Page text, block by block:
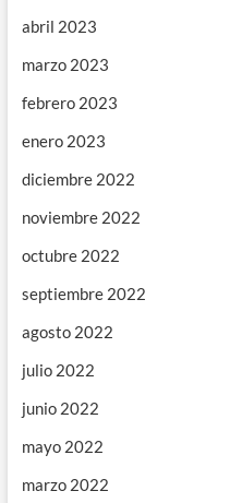
abril 2023
marzo 2023
febrero 2023
enero 2023
diciembre 2022
noviembre 2022
octubre 2022
septiembre 2022
agosto 2022
julio 2022
junio 2022
mayo 2022
marzo 2022